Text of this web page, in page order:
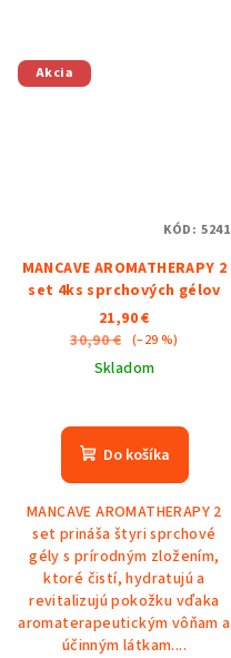
Akcia
MANCAVE AROMATHERAPY 2
set 4ks sprchových gélov
21,90 €
30,90 € (–29 %)
Skladom
Do košíka
MANCAVE AROMATHERAPY 2
set prináša štyri sprchové
gély s prírodným zložením,
ktoré čistí, hydratujú a
revitalizujú pokožku vďaka
aromaterapeutickým vôňam a
účinným látkam....
KÓD: 5241